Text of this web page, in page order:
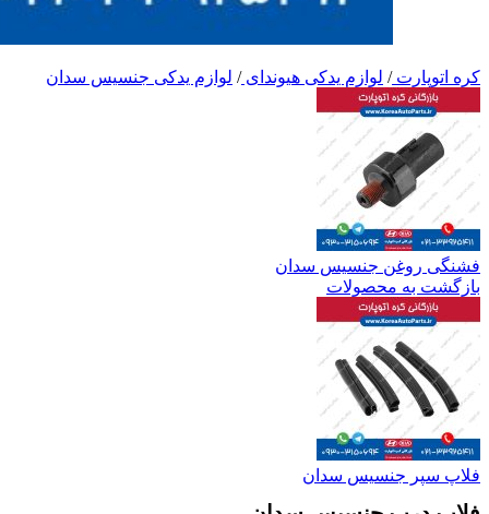
کره اتوپارت/ لوازم یدکی هیوندای/ لوازم یدکی جنسیس سدان
فشنگی روغن جنسیس سدان
بازگشت به محصولات
فلاپ سپر جنسیس سدان